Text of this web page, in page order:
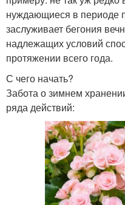
нуждающиеся в периоде
заслуживает бегония
надлежащих условий
протяжении всего года.
С чего начать?
Забота о зимнем
ряда действий: